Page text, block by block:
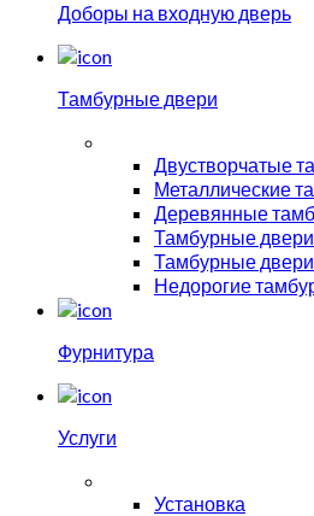
Доборы на входную дверь
Тамбурные двери
Двустворчатые
Металлические
Деревянные
Тамбурные
Тамбурные двери
Недорогие
Фурнитура
Услуги
Установка